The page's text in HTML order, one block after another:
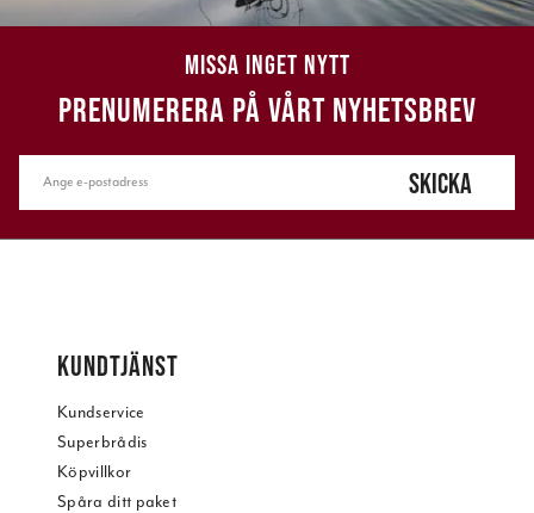
MISSA INGET NYTT
PRENUMERERA PÅ VÅRT NYHETSBREV
SKICKA
KUNDTJÄNST
Kundservice
Superbrådis
Köpvillkor
Spåra ditt paket